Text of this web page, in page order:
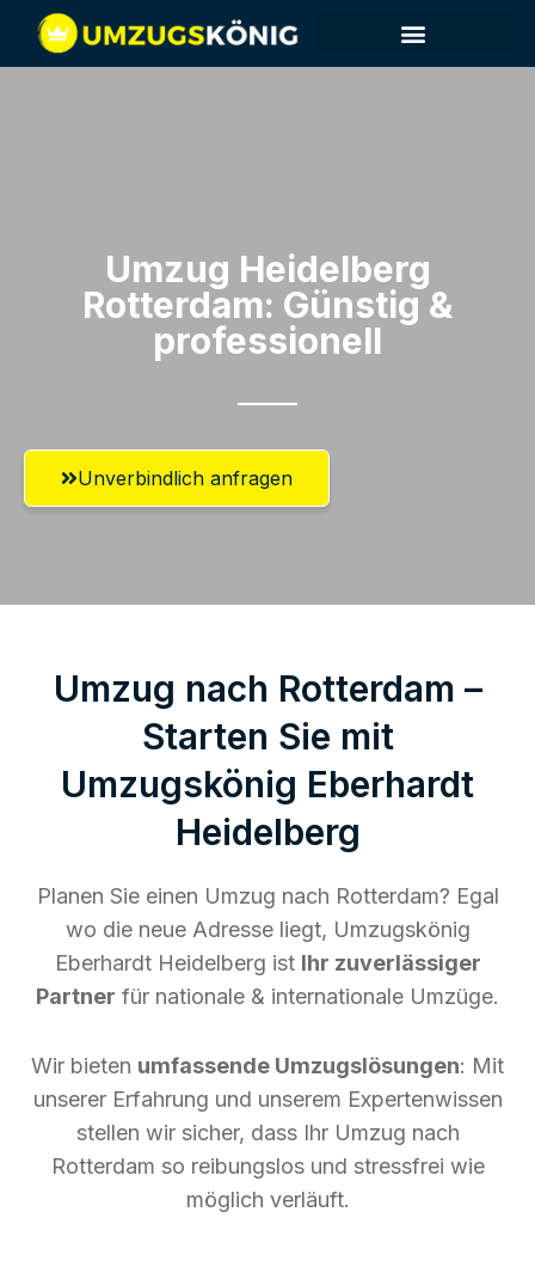
Umzug Heidelberg​
Rotterdam: Günstig &
professionell​
Unverbindlich anfragen
Umzug nach Rotterdam –
Starten Sie mit
Umzugskönig Eberhardt
Heidelberg
Planen Sie einen Umzug nach Rotterdam? Egal
wo die neue Adresse liegt, Umzugskönig
Eberhardt Heidelberg ist Ihr zuverlässiger
Partner für nationale & internationale Umzüge.
Wir bieten umfassende Umzugslösungen: Mit
unserer Erfahrung und unserem Expertenwissen
stellen wir sicher, dass Ihr Umzug nach
Rotterdam so reibungslos und stressfrei wie
möglich verläuft.